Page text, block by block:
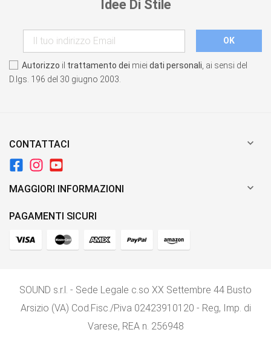
Idee Di Stile
Autorizzo il trattamento dei miei dati personali , ai sensi del
D.lgs. 196 del 30 giugno 2003.
CONTATTACI 
MAGGIORI INFORMAZIONI 
PAGAMENTI SICURI
SOUND s.r.l. - Sede Legale c.so XX Settembre 44 Busto
Arsizio (VA) Cod.Fisc./P.iva 02423910120 - Reg, Imp. di
Varese, REA n. 256948